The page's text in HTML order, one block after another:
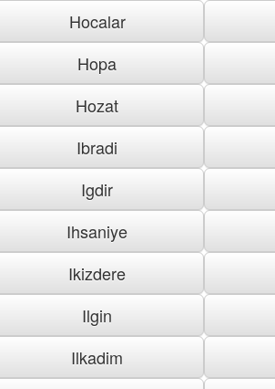
Hocalar
Hopa
Hozat
Ibradi
Igdir
Ihsaniye
Ikizdere
Ilgin
Ilkadim